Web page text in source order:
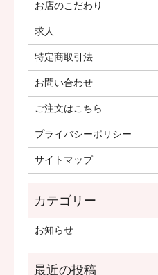
お店のこだわり
求人
特定商取引法
お問い合わせ
ご注文はこちら
プライバシーポリシー
サイトマップ
お知らせ